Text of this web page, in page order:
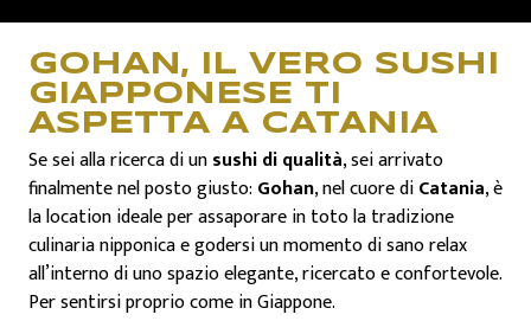
CONTATTI
GOHAN, IL VERO SUSHI
GIAPPONESE TI
ASPETTA A CATANIA
Se sei alla ricerca di unsushi di qualità, sei arrivato
finalmente nel posto giusto: Gohan, nel cuore diCatania, è
la location ideale per assaporare in toto la tradizione
culinaria nipponica e godersi un momento di sano relax
all’interno di uno spazio elegante, ricercato e confortevole.
Per sentirsi proprio come in Giappone.